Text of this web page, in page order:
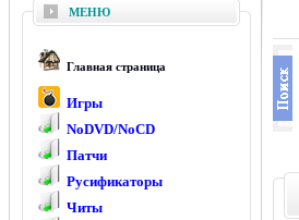
МЕНЮ
Главная страница
Игры
NoDVD/NoCD
Патчи
Русификаторы
Читы